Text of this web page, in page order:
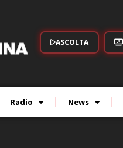
ASCOLTA
Radio News